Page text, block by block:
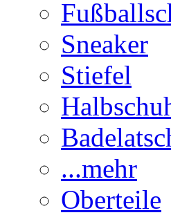
Sneaker
Stiefel
...mehr
Oberteile